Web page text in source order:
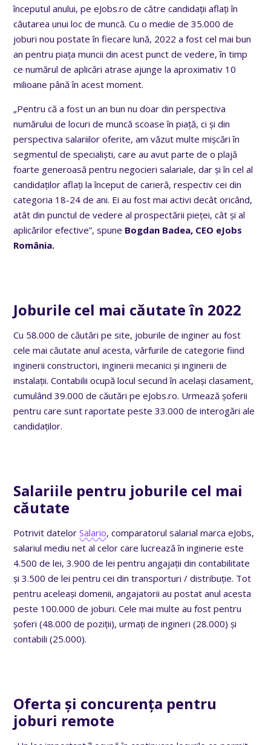
începutul anului, pe eJobs.ro de către candidații aflați în
căutarea unui loc de muncă. Cu o medie de 35.000 de
joburi nou postate în fiecare lună, 2022 a fost cel mai bun
an pentru piața muncii din acest punct de vedere, în timp
ce numărul de aplicări atrase ajunge la aproximativ 10
milioane până în acest moment.
„Pentru că a fost un an bun nu doar din perspectiva
numărului de locuri de muncă scoase în piață, ci și din
perspectiva salariilor oferite, am văzut multe mișcări în
segmentul de specialiști, care au avut parte de o plajă
foarte generoasă pentru negocieri salariale, dar și în cel al
candidaților aflați la început de carieră, respectiv cei din
categoria 18-24 de ani. Ei au fost mai activi decât oricând,
atât din punctul de vedere al prospectării pieței, cât și al
aplicărilor efective”, spune Bogdan Badea, CEO eJobs
România.
Joburile cel mai căutate în 2022
Cu 58.000 de căutări pe site, joburile de inginer au fost
cele mai căutate anul acesta, vârfurile de categorie fiind
inginerii constructori, inginerii mecanici și inginerii de
instalații. Contabilii ocupă locul secund în același clasament,
cumulând 39.000 de căutări pe eJobs.ro. Urmează șoferii
pentru care sunt raportate peste 33.000 de interogări ale
candidaților.
Salariile pentru joburile cel mai
căutate
Potrivit datelorSalario, comparatorul salarial marca eJobs,
salariul mediu net al celor care lucrează în inginerie este
4.500 de lei, 3.900 de lei pentru angajații din contabilitate
și 3.500 de lei pentru cei din transporturi / distribuție. Tot
pentru aceleași domenii, angajatorii au postat anul acesta
peste 100.000 de joburi. Cele mai multe au fost pentru
șoferi (48.000 de poziții), urmați de ingineri (28.000) și
contabili (25.000).
Oferta și concurența pentru
joburi remote